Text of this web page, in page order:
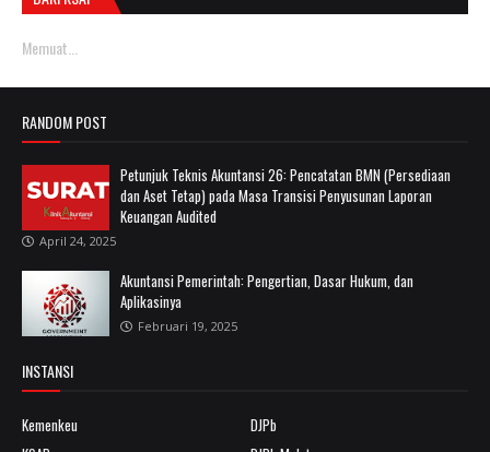
Memuat...
RANDOM POST
Petunjuk Teknis Akuntansi 26: Pencatatan BMN (Persediaan
dan Aset Tetap) pada Masa Transisi Penyusunan Laporan
Keuangan Audited
April 24, 2025
Akuntansi Pemerintah: Pengertian, Dasar Hukum, dan
Aplikasinya
Februari 19, 2025
INSTANSI
Kemenkeu
DJPb